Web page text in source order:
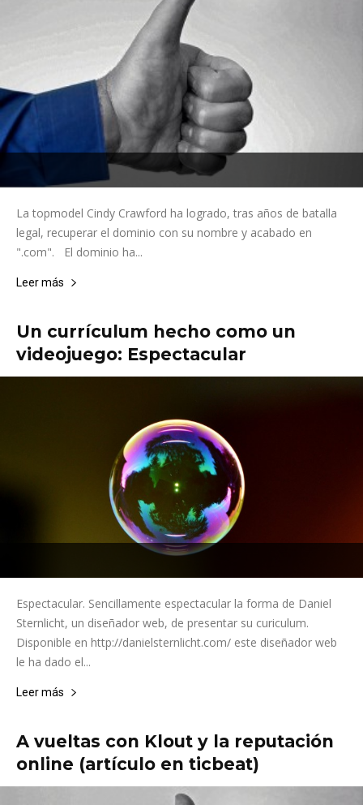
La topmodel Cindy Crawford ha logrado, tras años de batalla
legal, recuperar el dominio con su nombre y acabado en
".com". El dominio ha...
Leer más
Un currículum hecho como un
videojuego: Espectacular
Espectacular. Sencillamente espectacular la forma de Daniel
Sternlicht, un diseñador web, de presentar su curiculum.
Disponible en http://danielsternlicht.com/ este diseñador web
le ha dado el...
Leer más
A vueltas con Klout y la reputación
online (artículo en ticbeat)